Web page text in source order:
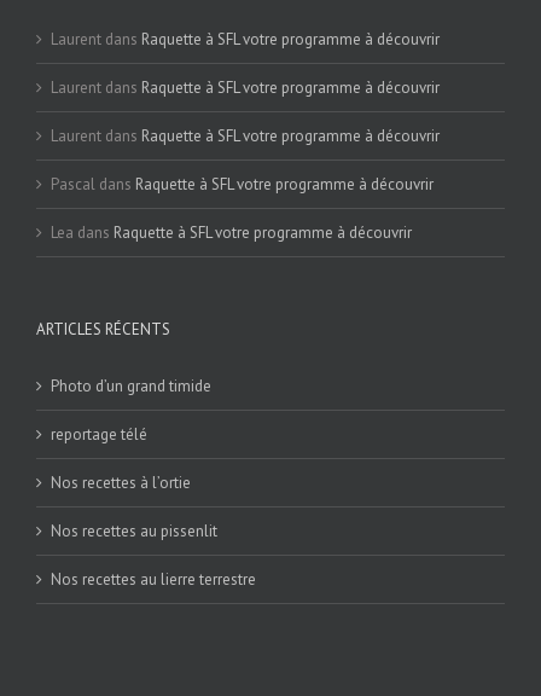
Laurent dans Raquette à SFL votre programme à découvrir
Laurent dans Raquette à SFL votre programme à découvrir
Laurent dans Raquette à SFL votre programme à découvrir
Pascal dans Raquette à SFL votre programme à découvrir
Lea dans Raquette à SFL votre programme à découvrir
ARTICLES RÉCENTS
Photo d’un grand timide
reportage télé
Nos recettes à l’ortie
Nos recettes au pissenlit
Nos recettes au lierre terrestre